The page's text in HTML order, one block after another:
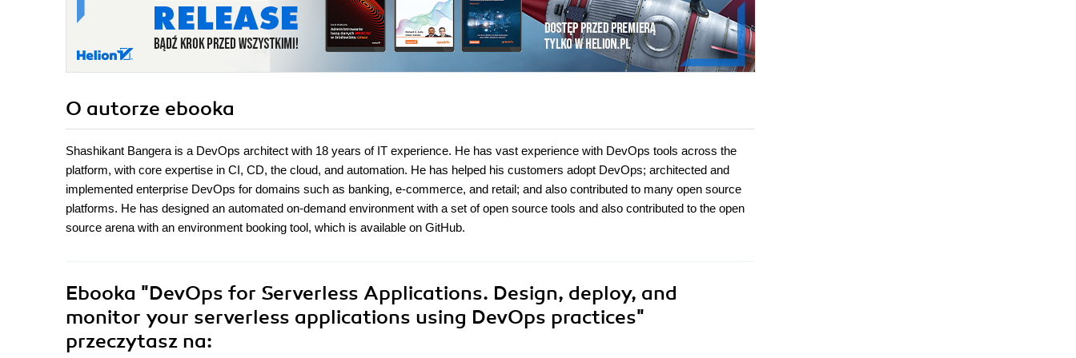
O autorze ebooka
Shashikant Bangera is a DevOps architect with 18 years of IT experience. He has vast experience with DevOps tools across the
platform, with core expertise in CI, CD, the cloud, and automation. He has helped his customers adopt DevOps; architected and
implemented enterprise DevOps for domains such as banking, e-commerce, and retail; and also contributed to many open source
platforms. He has designed an automated on-demand environment with a set of open source tools and also contributed to the open
source arena with an environment booking tool, which is available on GitHub.
Ebooka "DevOps for Serverless Applications. Design, deploy, and
monitor your serverless applications using DevOps practices"
przeczytasz na: